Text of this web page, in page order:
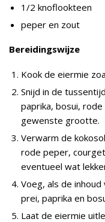
1/2 knoflookteen
peper en zout
Bereidingswijze
Kook de eiermie
Snijd in de
paprika, bosui,
gewenste grootte.
Verwarm de
rode peper,
eventueel wat
Voeg, als de
prei, paprika en
Laat de eiermie